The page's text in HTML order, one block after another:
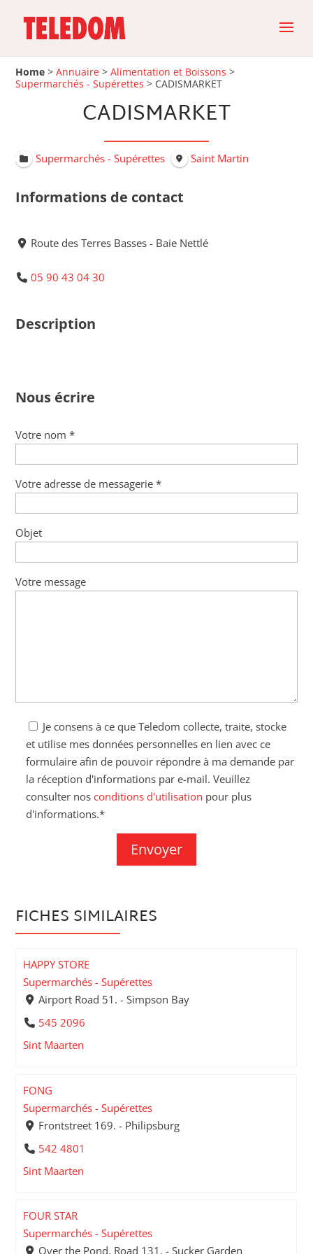
Home >Annuaire >Alimentation et Boissons >
Supermarchés - Supérettes > CADISMARKET
CADISMARKET
Supermarchés - Supérettes Saint Martin
Informations de contact
Route des Terres Basses - Baie Nettlé
05 90 43 04 30
Description
Nous écrire
Votre nom *
Votre adresse de messagerie *
Objet
Votre message
Je consens à ce que Teledom collecte, traite, stocke
et utilise mes données personnelles en lien avec ce
formulaire afin de pouvoir répondre à ma demande par
la réception d'informations par e-mail. Veuillez
consulter nosconditions d'utilisation pour plus
d'informations.*
FICHES SIMILAIRES
HAPPY STORE
Supermarchés - Supérettes
Airport Road 51. - Simpson Bay
545 2096
Sint Maarten
FONG
Supermarchés - Supérettes
Frontstreet 169. - Philipsburg
542 4801
Sint Maarten
FOUR STAR
Supermarchés - Supérettes
Over the Pond. Road 131. - Sucker Garden